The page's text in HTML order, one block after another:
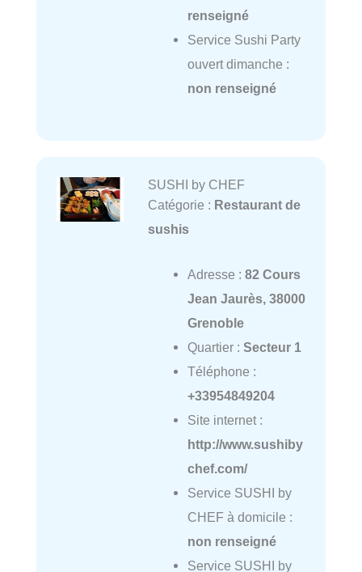
renseigné
Service Sushi Party
ouvert dimanche :
non renseigné
SUSHI by CHEF
Catégorie : Restaurant de
sushis
Adresse : 82 Cours
Jean Jaurès, 38000
Grenoble
Quartier : Secteur 1
Téléphone :
+33954849204
Site internet :
http://www.sushiby
chef.com/
Service SUSHI by
CHEF à domicile :
non renseigné
Service SUSHI by